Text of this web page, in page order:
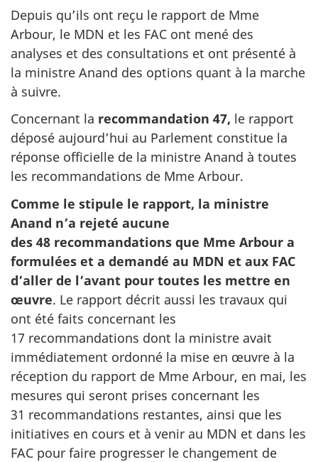
Depuis qu’ils ont reçu le rapport de Mme
Arbour, le MDN et les FAC ont mené des
analyses et des consultations et ont présenté à
la ministre Anand des options quant à la marche
à suivre.
Concernant la recommandation 47, le rapport
déposé aujourd’hui au Parlement constitue la
réponse officielle de la ministre Anand à toutes
les recommandations de Mme Arbour.
Comme le stipule le rapport, la ministre
Anand n’a rejeté aucune
des 48 recommandations que Mme Arbour a
formulées et a demandé au MDN et aux FAC
d’aller de l’avant pour toutes les mettre en
œuvre. Le rapport décrit aussi les travaux qui
ont été faits concernant les
17 recommandations dont la ministre avait
immédiatement ordonné la mise en œuvre à la
réception du rapport de Mme Arbour, en mai, les
mesures qui seront prises concernant les
31 recommandations restantes, ainsi que les
initiatives en cours et à venir au MDN et dans les
FAC pour faire progresser le changement de